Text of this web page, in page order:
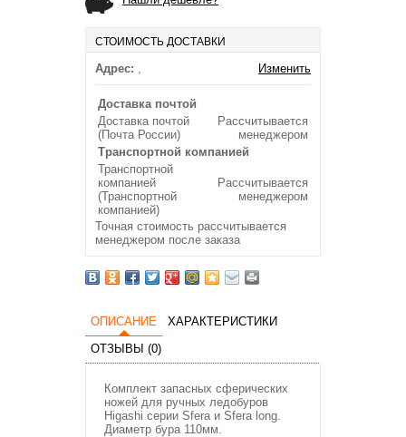
СТОИМОСТЬ ДОСТАВКИ
Адрес: , Изменить
Доставка почтой
Доставка почтой
(Почта России)
Рассчитывается
менеджером
Транспортной компанией
Транспортной
компанией
(Транспортной
компанией)
Рассчитывается
менеджером
Точная стоимость рассчитывается
менеджером после заказа
ОПИСАНИЕ
ХАРАКТЕРИСТИКИ
ОТЗЫВЫ (0)
Комплект запасных сферических
ножей для ручных ледобуров
Higashi серии Sfera и Sfera long.
Диаметр бура 110мм.